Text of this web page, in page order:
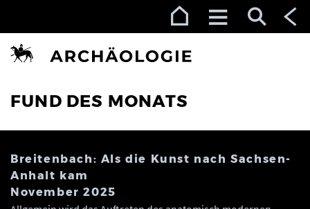
FUND DES MONATS
Breitenbach: Als die Kunst nach Sachsen-
Anhalt kam
November 2025